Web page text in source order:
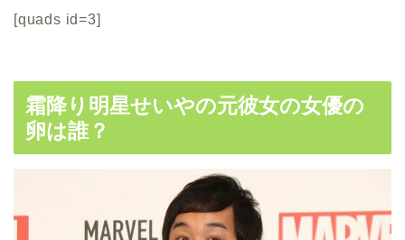
[quads id=3]
霜降り明星せいやの元彼女の女優の
卵は誰？